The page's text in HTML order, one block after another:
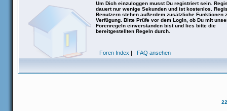
Um Dich einzuloggen musst Du registriert sein.
dauert nur wenige Sekunden und ist kostenlos.
Benutzern stehen außerdem zusätzliche Funktionen
Verfügung. Bitte Prüfe vor dem Login, ob Du mit
Forenregeln einverstanden bist und lies bitte die
bereitgestellten Regeln durch.
Foren Index | FAQ ansehen